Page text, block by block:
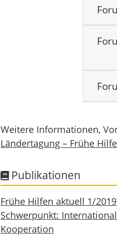
Weitere Informationen,
Ländertagung – Frühe
Publikationen
Frühe Hilfen aktuell 1/
Schwerpunkt:
Kooperation